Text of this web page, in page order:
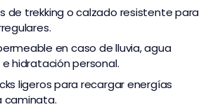
de trekking o calzado resistente para
en caso de lluvia, agua
hidratación personal.
ligeros para recargar energías
caminata.